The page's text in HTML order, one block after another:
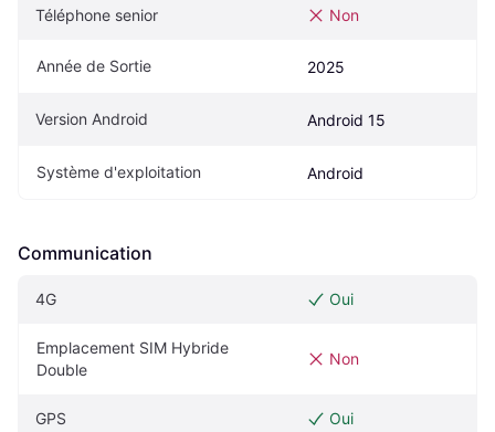
Téléphone senior Non
Année de Sortie 2025
Version Android Android 15
Système d'exploitation Android
Communication
4G Oui
Emplacement SIM Hybride
Double
Non
GPS Oui